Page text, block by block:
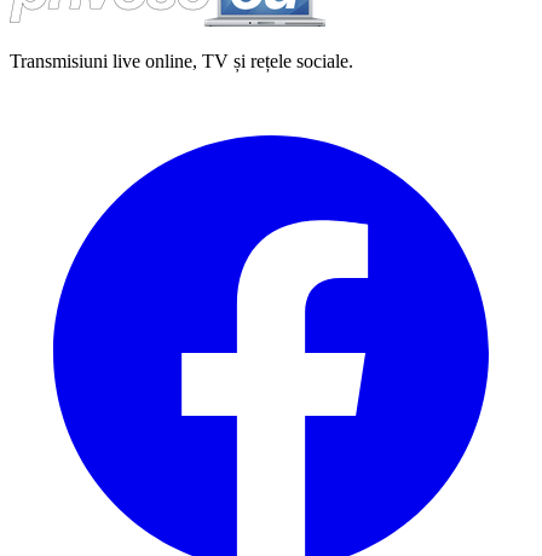
Transmisiuni live online, TV și rețele sociale.